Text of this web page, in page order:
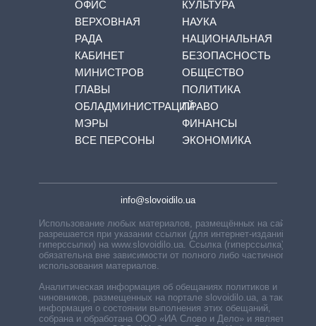
ОФИС
ВЕРХОВНАЯ
РАДА
КАБИНЕТ
МИНИСТРОВ
ГЛАВЫ
ОБЛАДМИНИСТРАЦИЙ
МЭРЫ
ВСЕ ПЕРСОНЫ
КУЛЬТУРА
НАУКА
НАЦИОНАЛЬНАЯ
БЕЗОПАСНОСТЬ
ОБЩЕСТВО
ПОЛИТИКА
ПРАВО
ФИНАНСЫ
ЭКОНОМИКА
info@slovoidilo.ua
Использование любых материалов, размещённых на сайте,
разрешается при указании ссылки (для интернет-изданий —
гиперссылки) на www.slovoidilo.ua. Ссылка (гиперссылка)
обязательна вне зависимости от полного либо частичного
использования материалов.
Аналитическая информация об обещаниях политиков и
чиновников, размещенных на портале slovoidilo.ua, а также
информация о состоянии выполнения этих обещаний,
собрана и обработана ООО «ИА Слово и Дело» и является